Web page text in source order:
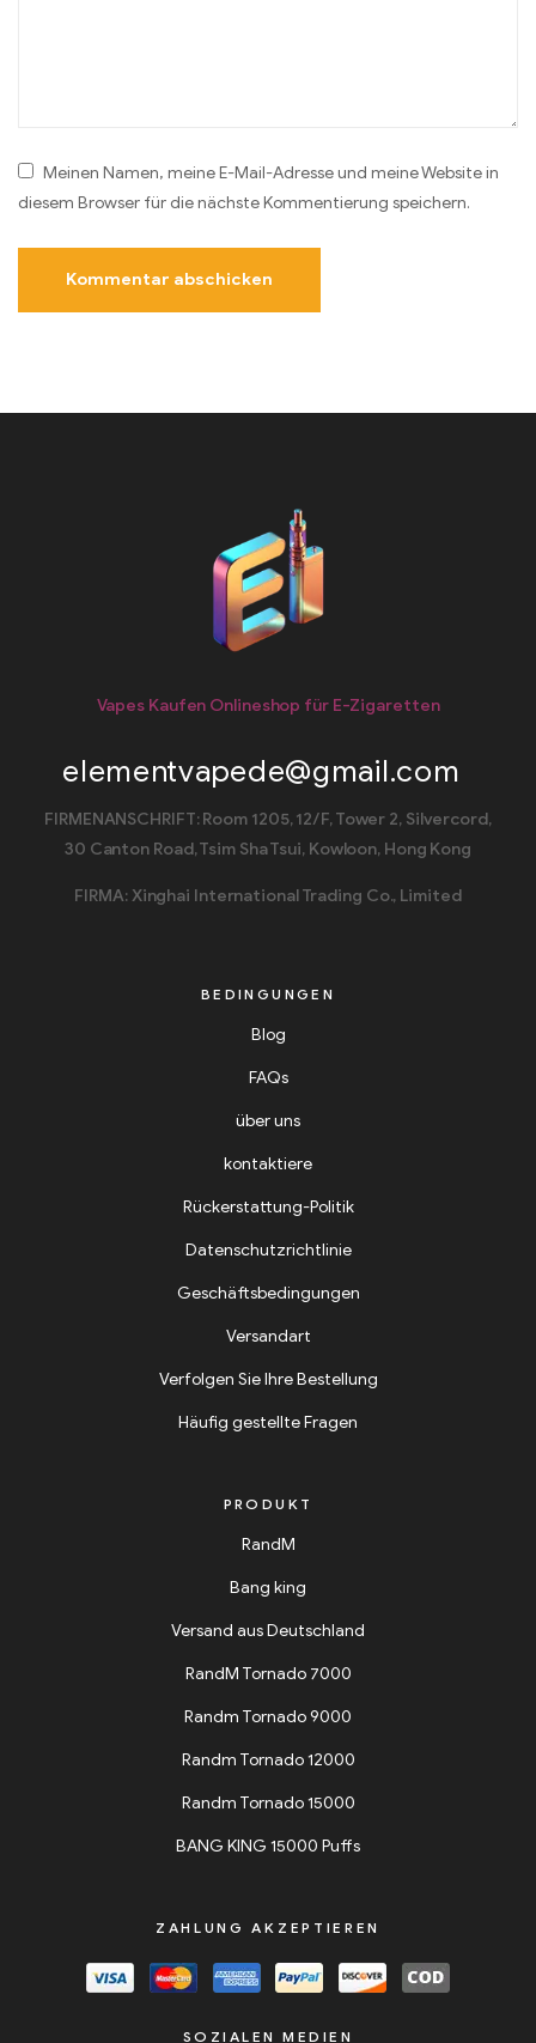
Meinen Namen, meine E-Mail-Adresse und meine Website in
diesem Browser für die nächste Kommentierung speichern.
Vapes Kaufen Onlineshop für E-Zigaretten
elementvapede@gmail.com
FIRMENANSCHRIFT: Room 1205, 12/F, Tower 2, Silvercord,
30 Canton Road, Tsim Sha Tsui, Kowloon, Hong Kong
FIRMA: Xinghai International Trading Co., Limited
BEDINGUNGEN
Blog
FAQs
über uns
kontaktiere
Rückerstattung-Politik
Datenschutzrichtlinie
Geschäftsbedingungen
Versandart
Verfolgen Sie Ihre Bestellung
Häufig gestellte Fragen
PRODUKT
RandM
Bang king
Versand aus Deutschland
RandM Tornado 7000
Randm Tornado 9000
Randm Tornado 12000
Randm Tornado 15000
BANG KING 15000 Puffs
ZAHLUNG AKZEPTIEREN
SOZIALEN MEDIEN